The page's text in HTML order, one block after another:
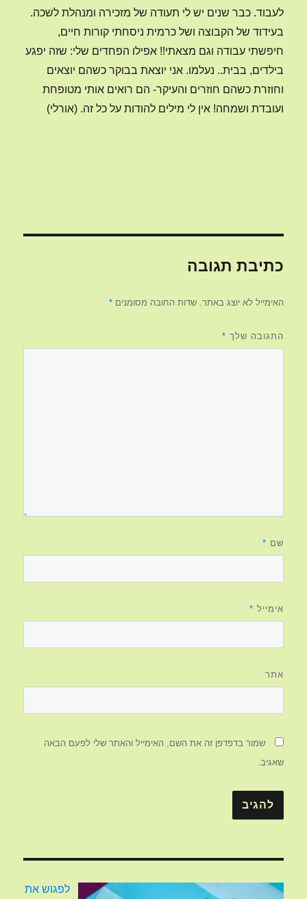
לעבוד. כבר שנים יש לי תעודה של מזכירה ומנהלת לשכה.
בעידוד של הקבוצה ושל כרמית ניסחתי קורות חיים,
חיפשתי עבודה וגם מצאתי!! אפילו הפחדים שלי: שזה יפגע
בילדים, בבית.. נעלמו. אני יוצאת בבוקר כשהם יוצאים
וחוזרת כשהם חוזרים והעיקר- הם רואים אותי מטופחת
ועובדת ושמחה! אין לי מילים להודות על כל זה. (אורלי)
כתיבת תגובה
האימייל לא יוצג באתר. שדות החובה מסומנים*
התגובה שלך *
שם *
אימייל *
אתר
שמור בדפדפן זה את השם, האימייל והאתר שלי לפעם הבאה
שאגיב.
לפגוש את